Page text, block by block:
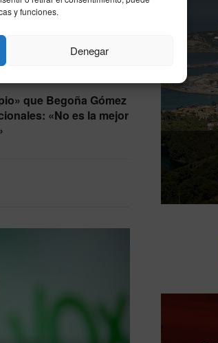
y funciones.
Denegar
que Begoña Gómez
«No es la mejor